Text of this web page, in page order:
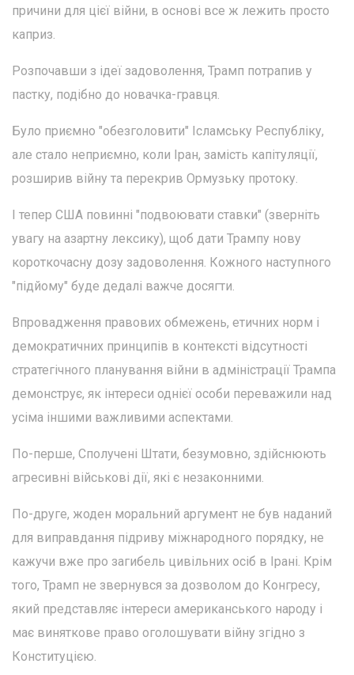
причини для цієї війни, в основі все ж лежить просто
каприз.
Розпочавши з ідеї задоволення, Трамп потрапив у
пастку, подібно до новачка-гравця.
Було приємно "обезголовити" Ісламську Республіку,
але стало неприємно, коли Іран, замість капітуляції,
розширив війну та перекрив Ормузьку протоку.
І тепер США повинні "подвоювати ставки" (зверніть
увагу на азартну лексику), щоб дати Трампу нову
короткочасну дозу задоволення. Кожного наступного
"підйому" буде дедалі важче досягти.
Впровадження правових обмежень, етичних норм і
демократичних принципів в контексті відсутності
стратегічного планування війни в адміністрації Трампа
демонструє, як інтереси однієї особи переважили над
усіма іншими важливими аспектами.
По-перше, Сполучені Штати, безумовно, здійснюють
агресивні військові дії, які є незаконними.
По-друге, жоден моральний аргумент не був наданий
для виправдання підриву міжнародного порядку, не
кажучи вже про загибель цивільних осіб в Ірані. Крім
того, Трамп не звернувся за дозволом до Конгресу,
який представляє інтереси американського народу і
має виняткове право оголошувати війну згідно з
Конституцією.